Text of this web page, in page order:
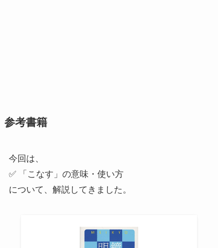
参考書籍
今回は、
✅ 「こなす」の意味・使い方
について、解説してきました。